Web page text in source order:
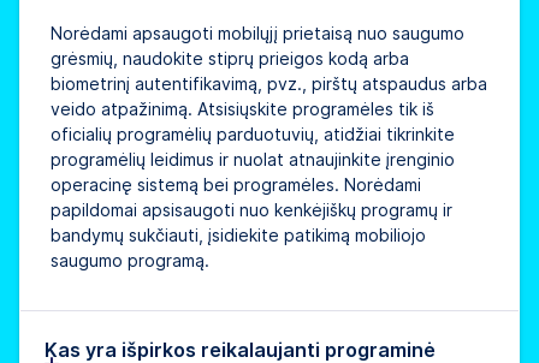
Norėdami apsaugoti mobilųjį prietaisą nuo saugumo
grėsmių, naudokite stiprų prieigos kodą arba
biometrinį autentifikavimą, pvz., pirštų atspaudus arba
veido atpažinimą. Atsisiųskite programėles tik iš
oficialių programėlių parduotuvių, atidžiai tikrinkite
programėlių leidimus ir nuolat atnaujinkite įrenginio
operacinę sistemą bei programėles. Norėdami
papildomai apsisaugoti nuo kenkėjiškų programų ir
bandymų sukčiauti, įsidiekite patikimą mobiliojo
saugumo programą.
Kas yra išpirkos reikalaujanti programinė